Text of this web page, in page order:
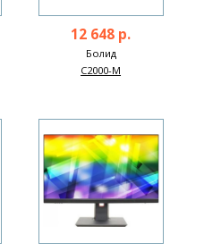
12 648 р.
Болид
С2000-М